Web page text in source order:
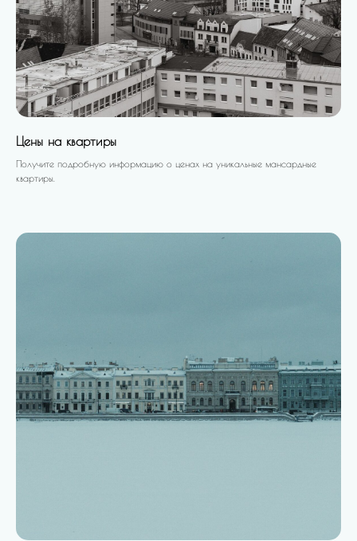
Цены на квартиры
Получите подробную информацию о ценах на уникальные мансардные
квартиры.